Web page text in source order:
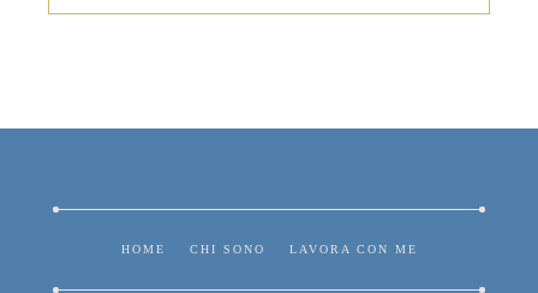
HOME CHI SONO LAVORA CON ME